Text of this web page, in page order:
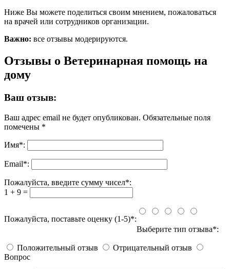
Ниже Вы можете поделиться своим мнением, пожаловаться
на врачей или сотрудников организации.
Важно: все отзывы модерируются.
Отзывы о Ветеринарная помощь на
дому
Ваш отзыв:
Ваш адрес email не будет опубликован. Обязательные поля
помечены *
Имя*:
Email*:
Пожалуйста, введите сумму чисел*:
1 + 9 =
Пожалуйста, поставьте оценку (1-5)*:
Выберите тип отзыва*:
Положительный отзыв
Отрицательный отзыв
Вопрос